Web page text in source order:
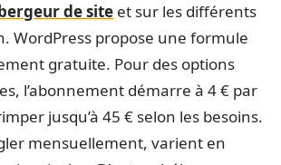
de site et sur les différents
WordPress propose une formule
gratuite. Pour des options
l’abonnement démarre à 4 € par
jusqu’à 45 € selon les besoins.
mensuellement, varient en